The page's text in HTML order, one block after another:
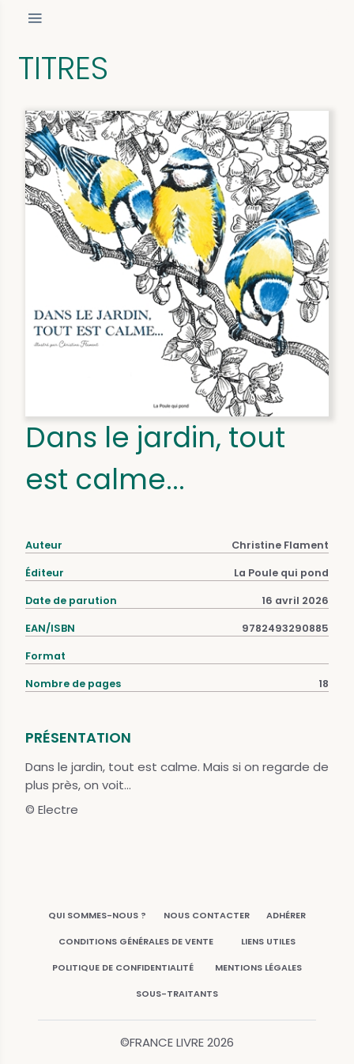
TITRES
Dans le jardin, tout
est calme...
Auteur Christine Flament
Éditeur La Poule qui pond
Date de parution 16 avril 2026
EAN/ISBN 9782493290885
Format
Nombre de pages 18
PRÉSENTATION
Dans le jardin, tout est calme. Mais si on regarde de
plus près, on voit...
© Electre
QUI SOMMES-NOUS ? NOUS CONTACTER ADHÉRER
CONDITIONS GÉNÉRALES DE VENTE LIENS UTILES
POLITIQUE DE CONFIDENTIALITÉ MENTIONS LÉGALES
SOUS-TRAITANTS
©FRANCE LIVRE2026